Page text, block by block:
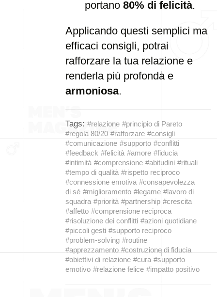
portano 80% di felicità.
Applicando questi semplici ma
efficaci consigli, potrai
rafforzare la tua relazione e
renderla più profonda e
armoniosa.
Tags: #relazione #principio di Pareto
#regola 80/20 #rafforzare #consigli
#comunicazione #supporto #conflitti
#feedback #felicità #amore #fiducia
#intimità #comprensione #abitudini #rituali
#tempo di qualità #rispetto reciproco
#connessione emotiva #consapevolezza
di sé #miglioramento #legame #lavoro di
squadra #priorità #partnership #crescita
#affetto #comprensione reciproca
#risoluzione dei conflitti #azioni quotidiane
#piccoli gesti #supporto reciproco
#problem-solving #routine
#apprezzamento #costruzione di fiducia
#obiettivi di relazione #cura #supporto
emotivo #relazione felice #impatto positivo